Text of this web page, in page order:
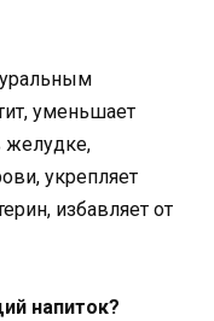
уменьшает
желудке,
укрепляет
избавляет от
напиток?